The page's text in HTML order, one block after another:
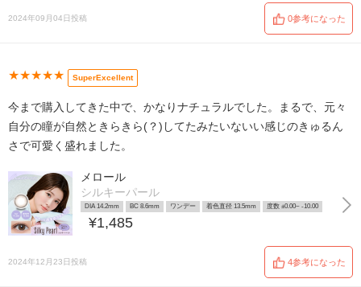
2024年09月04日投稿 0参考になった
★★★★★ SuperExcellent
今まで購入してきた中で、かなりナチュラルでした。まるで、元々
自分の瞳が自然ときらきら(？)してたみたいないい感じのきゅるん
さで可愛く盛れました。
メロール
シルキーパール
DIA 14.2mm BC 8.6mm ワンデー 着色直径 13.5mm 度数 ±0.00~ -10.00
¥1,485
2024年12月23日投稿 4参考になった